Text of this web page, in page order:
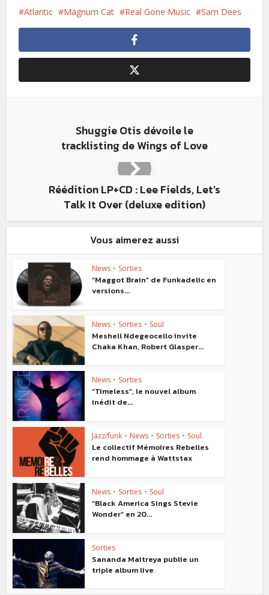
Atlantic Magnum Cat Real Gone Music Sam Dees
Shuggie Otis dévoile le
tracklisting de Wings of Love
Réédition LP+CD : Lee Fields, Let’s
Talk It Over (deluxe edition)
Vous aimerez aussi
News • Sorties
“Maggot Brain” de Funkadelic en
versions...
News • Sorties • Soul
Meshell Ndegeocello invite
Chaka Khan, Robert Glasper...
News • Sorties
“Timeless”, le nouvel album
inédit de...
Jazz/funk • News • Sorties • Soul
Le collectif Mémoires Rebelles
rend hommage à Wattstax
News • Sorties • Soul
“Black America Sings Stevie
Wonder” en 20...
Sorties
Sananda Maitreya publie un
triple album live